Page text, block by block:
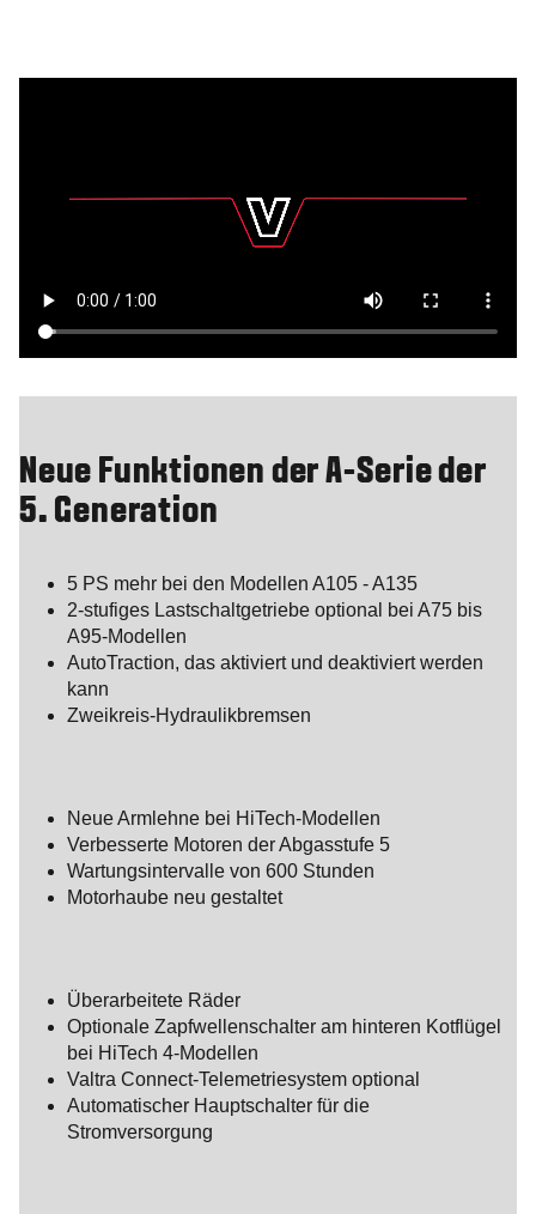
Neue Funktionen der A-Serie der
5. Generation
5 PS mehr bei den Modellen A105 - A135
2-stufiges Lastschaltgetriebe optional bei A75 bis
A95-Modellen
AutoTraction, das aktiviert und deaktiviert werden
kann
Zweikreis-Hydraulikbremsen
Neue Armlehne bei HiTech-Modellen
Verbesserte Motoren der Abgasstufe 5
Wartungsintervalle von 600 Stunden
Motorhaube neu gestaltet
Überarbeitete Räder
Optionale Zapfwellenschalter am hinteren Kotflügel
bei HiTech 4-Modellen
Valtra Connect-Telemetriesystem optional
Automatischer Hauptschalter für die
Stromversorgung